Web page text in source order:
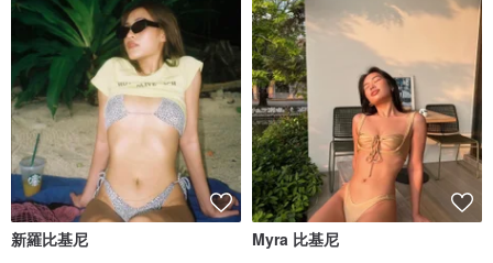
新羅比基尼 Myra 比基尼